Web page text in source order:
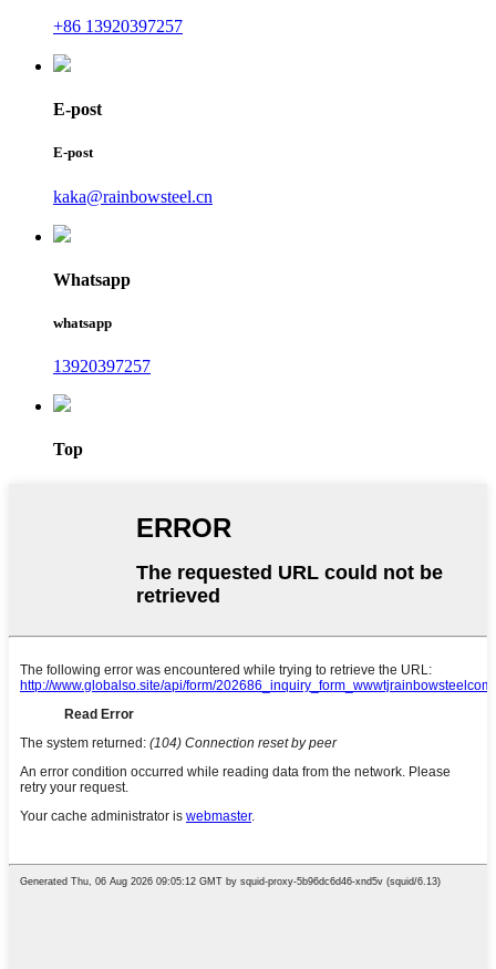
+86 13920397257
E-post
E-post
kaka@rainbowsteel.cn
Whatsapp
whatsapp
13920397257
Top